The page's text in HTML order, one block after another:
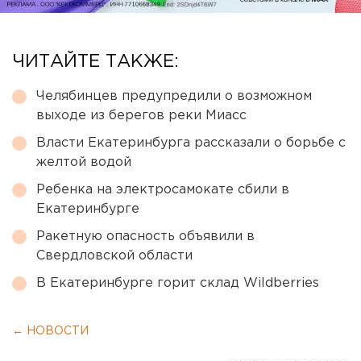
ЧИТАЙТЕ ТАКЖЕ:
Челябинцев предупредили о возможном
выходе из берегов реки Миасс
Власти Екатеринбурга рассказали о борьбе с
желтой водой
Ребенка на электросамокате сбили в
Екатеринбурге
Ракетную опасность объявили в
Свердловской области
В Екатеринбурге горит склад Wildberries
← НОВОСТИ